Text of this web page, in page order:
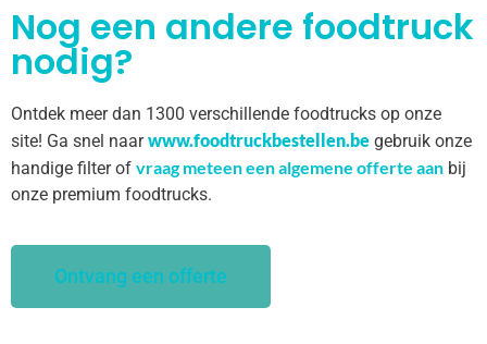
Nog een andere foodtruck
nodig?
Ontdek meer dan 1300 verschillende foodtrucks op onze
site! Ga snel naarwww.foodtruckbestellen.be gebruik onze
handige filter of vraag meteen een algemene offerte aan bij
onze premium foodtrucks.
Ontvang een offerte